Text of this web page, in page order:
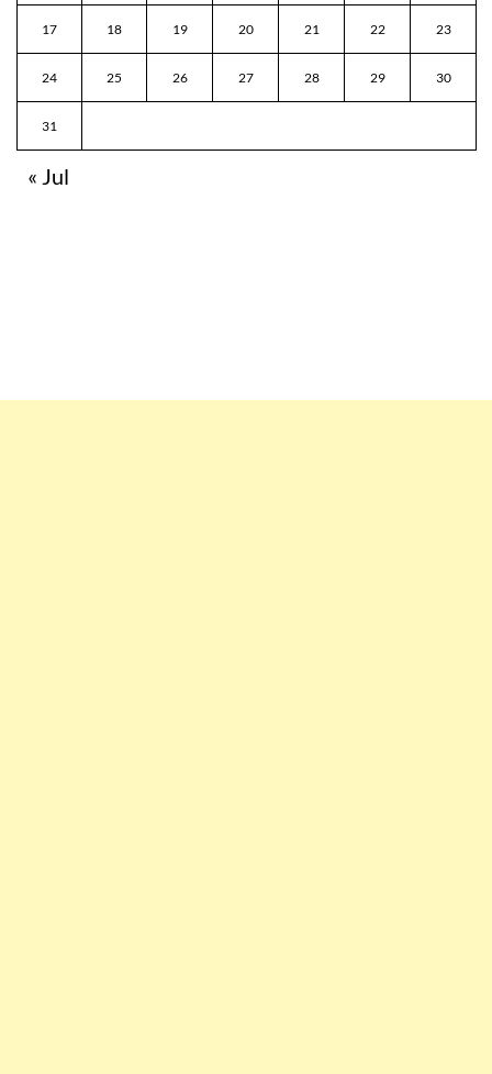
17 18 19 20 21 22 23
24 25 26 27 28 29 30
31
« Jul